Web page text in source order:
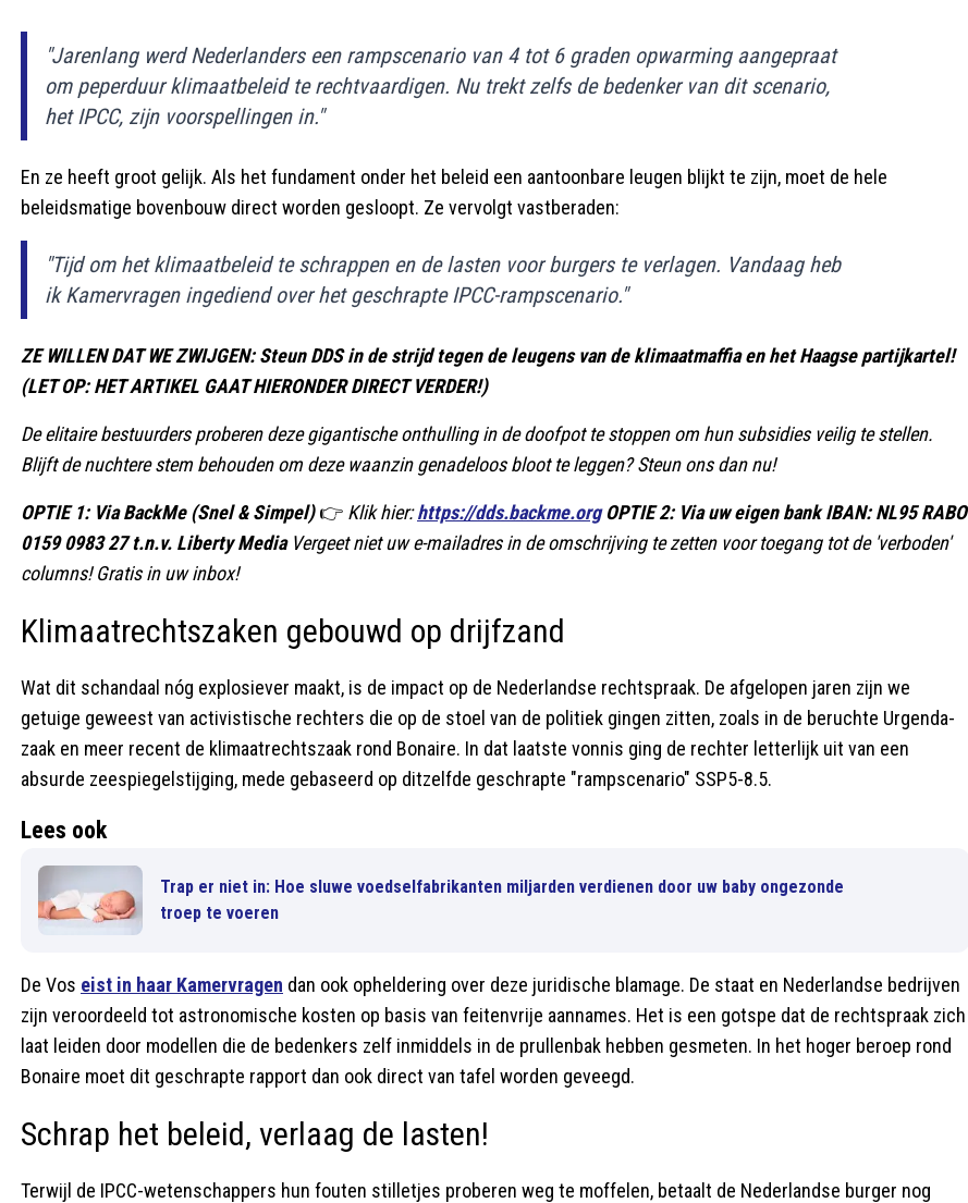
"Jarenlang werd Nederlanders een rampscenario van 4 tot 6 graden opwarming aangepraat
om peperduur klimaatbeleid te rechtvaardigen. Nu trekt zelfs de bedenker van dit scenario,
het IPCC, zijn voorspellingen in."
En ze heeft groot gelijk. Als het fundament onder het beleid een aantoonbare leugen blijkt te zijn, moet de hele
beleidsmatige bovenbouw direct worden gesloopt. Ze vervolgt vastberaden:
"Tijd om het klimaatbeleid te schrappen en de lasten voor burgers te verlagen. Vandaag heb
ik Kamervragen ingediend over het geschrapte IPCC-rampscenario."
ZE WILLEN DAT WE ZWIJGEN: Steun DDS in de strijd tegen de leugens van de klimaatmaffia en het Haagse partijkartel!
(LET OP: HET ARTIKEL GAAT HIERONDER DIRECT VERDER!)
De elitaire bestuurders proberen deze gigantische onthulling in de doofpot te stoppen om hun subsidies veilig te stellen.
Blijft de nuchtere stem behouden om deze waanzin genadeloos bloot te leggen? Steun ons dan nu!
OPTIE 1: Via BackMe (Snel & Simpel)👉 Klik hier:https://dds.backme.org OPTIE 2: Via uw eigen bank IBAN: NL95 RABO
0159 0983 27 t.n.v. Liberty Media Vergeet niet uw e-mailadres in de omschrijving te zetten voor toegang tot de 'verboden'
columns! Gratis in uw inbox!
Klimaatrechtszaken gebouwd op drijfzand
Wat dit schandaal nóg explosiever maakt, is de impact op de Nederlandse rechtspraak. De afgelopen jaren zijn we
getuige geweest van activistische rechters die op de stoel van de politiek gingen zitten, zoals in de beruchte Urgenda-
zaak en meer recent de klimaatrechtszaak rond Bonaire. In dat laatste vonnis ging de rechter letterlijk uit van een
absurde zeespiegelstijging, mede gebaseerd op ditzelfde geschrapte "rampscenario" SSP5-8.5.
Lees ook
Trap er niet in: Hoe sluwe voedselfabrikanten miljarden verdienen door uw baby ongezonde
troep te voeren
De Vos eist in haar Kamervragen dan ook opheldering over deze juridische blamage. De staat en Nederlandse bedrijven
zijn veroordeeld tot astronomische kosten op basis van feitenvrije aannames. Het is een gotspe dat de rechtspraak zich
laat leiden door modellen die de bedenkers zelf inmiddels in de prullenbak hebben gesmeten. In het hoger beroep rond
Bonaire moet dit geschrapte rapport dan ook direct van tafel worden geveegd.
Schrap het beleid, verlaag de lasten!
Terwijl de IPCC-wetenschappers hun fouten stilletjes proberen weg te moffelen, betaalt de Nederlandse burger nog